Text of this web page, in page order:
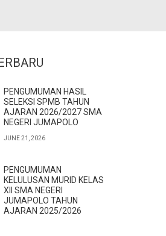
PENGUMUMAN HASIL
SELEKSI SPMB TAHUN
AJARAN 2026/2027 SMA
NEGERI JUMAPOLO
JUNE 21, 2026
PENGUMUMAN
KELULUSAN MURID KELAS
XII SMA NEGERI
JUMAPOLO TAHUN
AJARAN 2025/2026